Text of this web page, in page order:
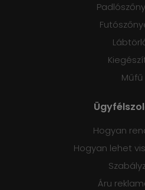
Műfű
Hogyan
Hogyan lehet
Áru